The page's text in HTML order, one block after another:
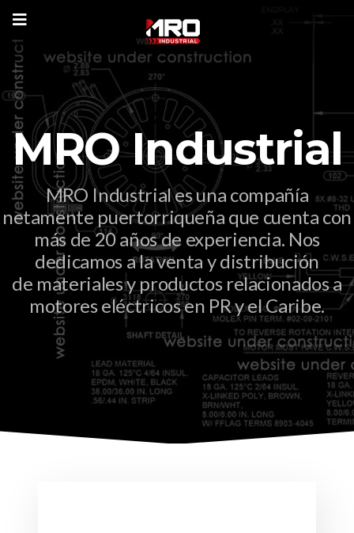
MRO Industrial
MRO Industrial es una compañía
netamente puertorriqueña que cuenta con
más de 20 años de experiencia. Nos
dedicamos a la venta y distribución
de materiales y productos relacionados a
motores eléctricos en PR y el Caribe.